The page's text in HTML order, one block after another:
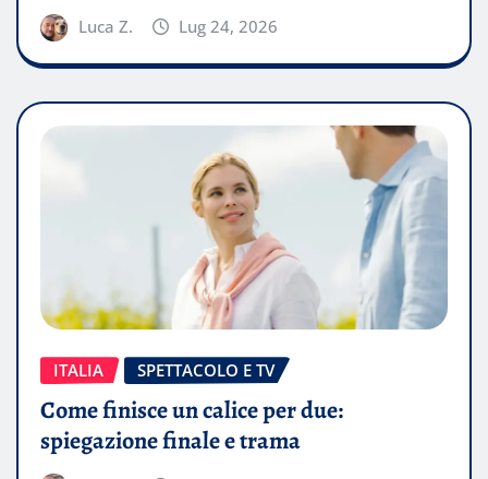
Luca Z. Lug 24, 2026
ITALIA SPETTACOLO E TV
Come finisce un calice per due:
spiegazione finale e trama